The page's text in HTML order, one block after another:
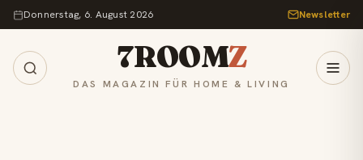
Zum Inhalt springen
Donnerstag, 6. August 2026 Newsletter
7ROOMZ
DAS MAGAZIN FÜR HOME & LIVING